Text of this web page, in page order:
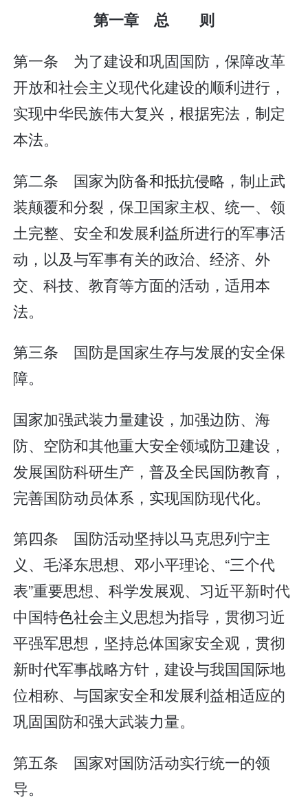
第一章 总 则
第一条 为了建设和巩固国防，保障改革
开放和社会主义现代化建设的顺利进行，
实现中华民族伟大复兴，根据宪法，制定
本法。
第二条 国家为防备和抵抗侵略，制止武
装颠覆和分裂，保卫国家主权、统一、领
土完整、安全和发展利益所进行的军事活
动，以及与军事有关的政治、经济、外
交、科技、教育等方面的活动，适用本
法。
第三条 国防是国家生存与发展的安全保
障。
国家加强武装力量建设，加强边防、海
防、空防和其他重大安全领域防卫建设，
发展国防科研生产，普及全民国防教育，
完善国防动员体系，实现国防现代化。
第四条 国防活动坚持以马克思列宁主
义、毛泽东思想、邓小平理论、“三个代
表”重要思想、科学发展观、习近平新时代
中国特色社会主义思想为指导，贯彻习近
平强军思想，坚持总体国家安全观，贯彻
新时代军事战略方针，建设与我国国际地
位相称、与国家安全和发展利益相适应的
巩固国防和强大武装力量。
第五条 国家对国防活动实行统一的领
导。